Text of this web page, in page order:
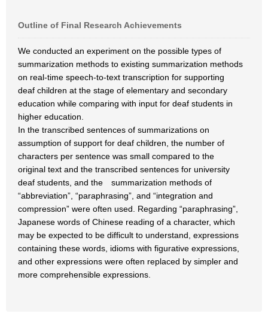
Outline of Final Research Achievements
We conducted an experiment on the possible types of
summarization methods to existing summarization methods
on real-time speech-to-text transcription for supporting
deaf children at the stage of elementary and secondary
education while comparing with input for deaf students in
higher education.
In the transcribed sentences of summarizations on
assumption of support for deaf children, the number of
characters per sentence was small compared to the
original text and the transcribed sentences for university
deaf students, and the summarization methods of
“abbreviation”, “paraphrasing”, and “integration and
compression” were often used. Regarding “paraphrasing”,
Japanese words of Chinese reading of a character, which
may be expected to be difficult to understand, expressions
containing these words, idioms with figurative expressions,
and other expressions were often replaced by simpler and
more comprehensible expressions.